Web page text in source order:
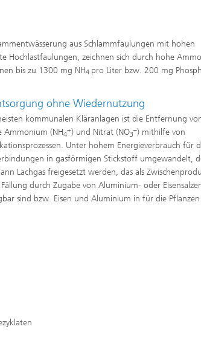
aus Schlammfaulungen mit hohen
Hochlastfaulungen, zeichnen sich durch hohe
bis zu 1300 mg NH4 pro Liter bzw. 200 mg
ohne Wiedernutzung
kommunalen Kläranlagen ist die Entfernung
Ammonium (NH4
+) und Nitrat (NO3
–) mithilfe von
Unter hohem Energieverbrauch für
in gasförmigen Stickstoff umgewandelt,
Lachgas freigesetzt werden, das als
durch Zugabe von Aluminium- oder
sind bzw. Eisen und Aluminium in für die Pflanzen